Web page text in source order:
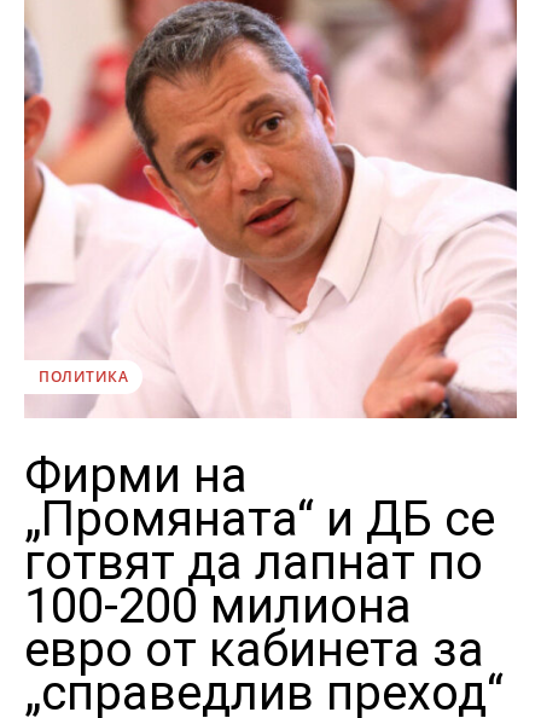
ПОЛИТИКА
Фирми на
„Промяната“ и ДБ се
готвят да лапнат по
100-200 милиона
евро от кабинета за
„справедлив преход“